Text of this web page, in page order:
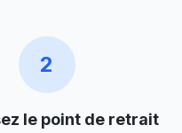
2
le point de retrait